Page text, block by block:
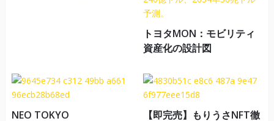
トヨタMON：モビリティ
資産化の設計図
NEO TOKYO
【即完売】もりうさNFT徹